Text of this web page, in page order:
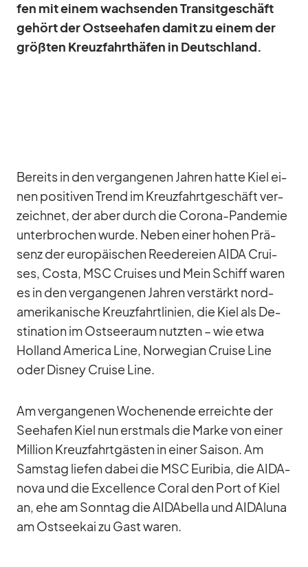
fen mit ei­nem wach­sen­den Tran­sit­ge­schäft
ge­hört der Ost­see­ha­fen da­mit zu ei­nem der
größ­ten Kreuz­fahrt­hä­fen in Deutsch­land.
Be­reits in den ver­gan­ge­nen Jah­ren hatte Kiel ei­
nen po­si­ti­ven Trend im Kreuz­fahrt­ge­schäft ver­
zeich­net, der aber durch die Co­rona-Pan­de­mie
un­ter­bro­chen wurde. Ne­ben ei­ner ho­hen Prä­
senz der eu­ro­päi­schen Ree­de­reien AIDA Crui­
ses, Costa, MSC Crui­ses und Mein Schiff wa­ren
es in den ver­gan­ge­nen Jah­ren ver­stärkt nord­
ame­ri­ka­ni­sche Kreuz­fahrt­li­nien, die Kiel als De­
sti­na­tion im Ost­see­raum nutz­ten – wie etwa
Hol­land Ame­rica Line, Nor­we­gian Cruise Line
oder Dis­ney Cruise Line.
Am ver­gan­ge­nen Wo­chen­ende er­reichte der
See­ha­fen Kiel nun erst­mals die Marke von ei­ner
Mil­lion Kreuz­fahrt­gäs­ten in ei­ner Sai­son. Am
Sams­tag lie­fen da­bei die MSC Eu­ri­bia, die AID­A­
nova und die Ex­cel­lence Co­ral den Port of Kiel
an, ehe am Sonn­tag die AI­DA­bella und AI­DAluna
am Ost­see­kai zu Gast wa­ren.